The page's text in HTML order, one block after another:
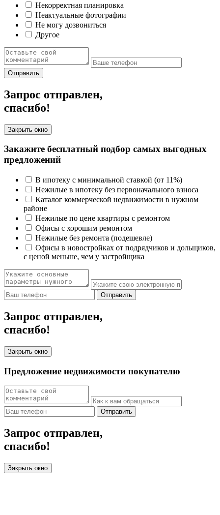
Некорректная планировка
Неактуальные фотографии
Не могу дозвониться
Другое
Отправить
Запрос отправлен,
спасибо!
Закрыть окно
Закажите бесплатный подбор самых выгодных
предложений
В ипотеку с минимальной ставкой (от 11%)
Нежилые в ипотеку без первоначального взноса
Каталог коммерческой недвижимости в нужном
районе
Нежилые по цене квартиры с ремонтом
Офисы с хорошим ремонтом
Нежилые без ремонта (подешевле)
Офисы в новостройках от подрядчиков и дольщиков,
с ценой меньше, чем у застройщика
Отправить
Запрос отправлен,
спасибо!
Закрыть окно
Предложение недвижимости покупателю
Отправить
Запрос отправлен,
спасибо!
Закрыть окно